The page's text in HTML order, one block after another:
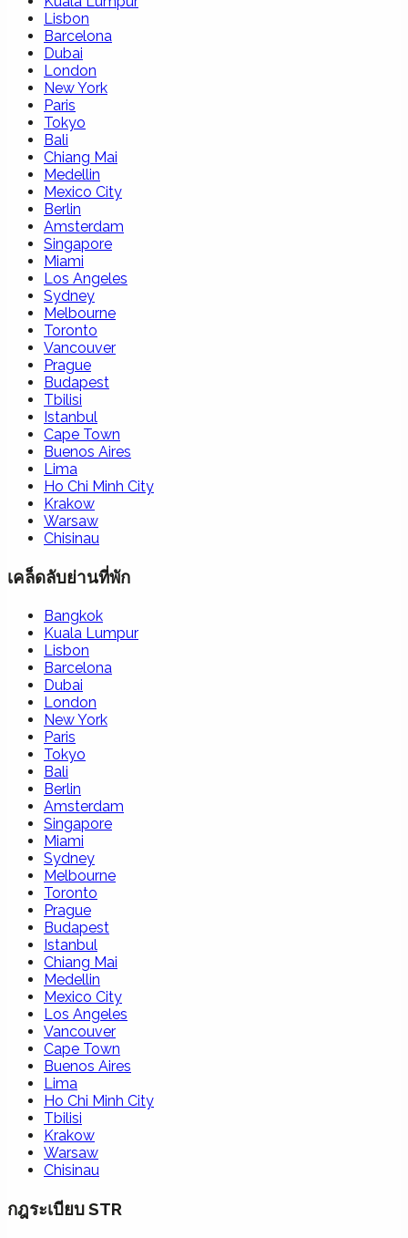
Lisbon
Barcelona
Dubai
London
New York
Paris
Tokyo
Bali
Chiang Mai
Medellin
Mexico City
Berlin
Amsterdam
Singapore
Miami
Los Angeles
Sydney
Melbourne
Toronto
Vancouver
Prague
Budapest
Tbilisi
Istanbul
Cape Town
Buenos Aires
Lima
Ho Chi Minh City
Krakow
Warsaw
Chisinau
เคล็ดลับย่านที่พัก
Bangkok
Kuala Lumpur
Lisbon
Barcelona
Dubai
London
New York
Paris
Tokyo
Bali
Berlin
Amsterdam
Singapore
Miami
Sydney
Melbourne
Toronto
Prague
Budapest
Istanbul
Chiang Mai
Medellin
Mexico City
Los Angeles
Vancouver
Cape Town
Buenos Aires
Lima
Ho Chi Minh City
Tbilisi
Krakow
Warsaw
Chisinau
กฎระเบียบ STR